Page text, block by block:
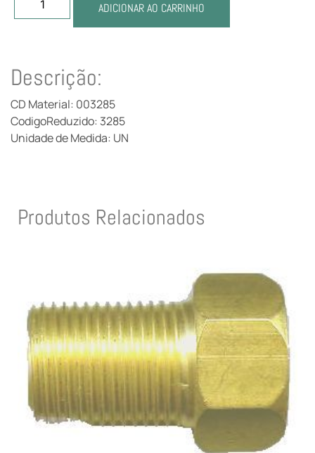
ADICIONAR AO CARRINHO
Descrição:
CD Material: 003285
CodigoReduzido: 3285
Unidade de Medida: UN
Produtos Relacionados